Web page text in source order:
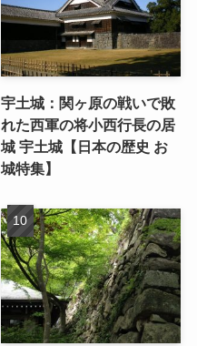
宇土城：関ヶ原の戦いで敗
れた西軍の将小西行長の居
城 宇土城【日本の歴史 お
城特集】